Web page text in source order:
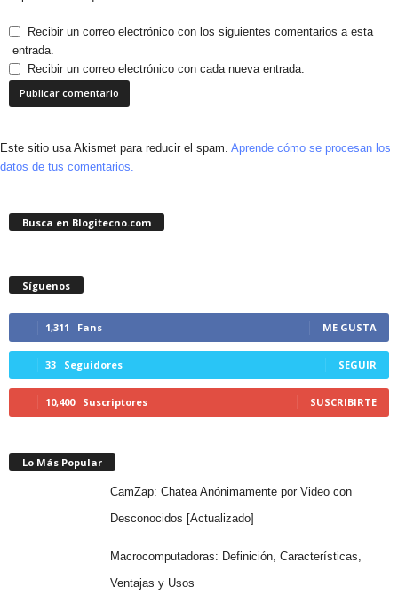
Recibir un correo electrónico con los siguientes comentarios a esta
entrada.
Recibir un correo electrónico con cada nueva entrada.
Este sitio usa Akismet para reducir el spam. Aprende cómo se procesan los
datos de tus comentarios.
Busca en Blogitecno.com
Síguenos
1,311 Fans ME GUSTA
33 Seguidores SEGUIR
10,400 Suscriptores SUSCRIBIRTE
Lo Más Popular
CamZap: Chatea Anónimamente por Video con
Desconocidos [Actualizado]
Macrocomputadoras: Definición, Características,
Ventajas y Usos